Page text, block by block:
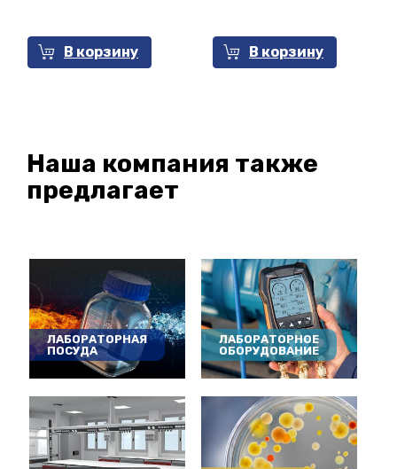
В корзину В корзину
Наша компания также
предлагает
ЛАБОРАТОРНАЯ
ПОСУДА
ЛАБОРАТОРНОЕ
ОБОРУДОВАНИЕ